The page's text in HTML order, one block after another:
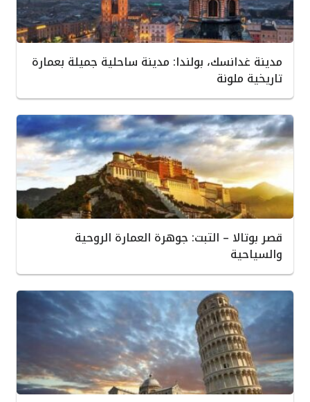
مدينة غدانسك، بولندا: مدينة ساحلية جميلة بعمارة
تاريخية ملونة
قصر بوتالا – التبت: جوهرة العمارة الروحية
والسياحية